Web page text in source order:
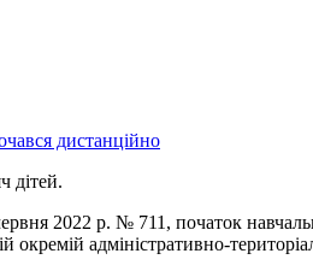
дітей.
2022 р. № 711, початок
окремій адміністративно-